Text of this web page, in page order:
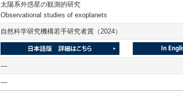
太陽系外惑星の観測的研究
Observational studies of exoplanets
自然科学研究機構若手研究者賞（2024）
―
―